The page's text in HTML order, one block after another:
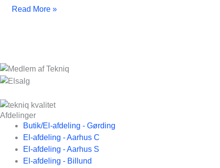
Read More »
Afdelinger
Butik/El-afdeling - Gørding
El-afdeling - Aarhus C
El-afdeling - Aarhus S
El-afdeling - Billund